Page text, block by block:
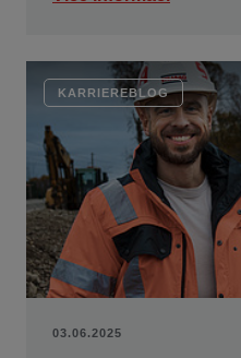
KARRIEREBLOG
03.06.2025